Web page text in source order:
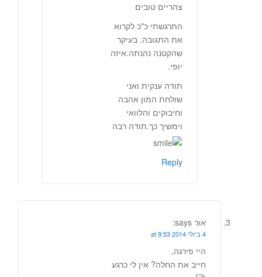
צהריים טובים
התרגשתי כ"כ לקרוא
את התגובה. בעיקר
שהקטנה נהנתה.איזה
יופי.
תודה ענקית ואני
שולחת המון אהבה
וחיבוקים והלוואי
וימשיך כך.תודה רבה
Reply
אור says:
4 ביולי 2014 at 9:53
היי פירגה,
חייב את החלה? אין לי כרגע